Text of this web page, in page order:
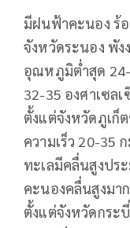
มีฝนฟ้าคะนอง ร้
จังหวัดระนอง พัง
อุณหภูมิต่ำสุด
32-35 องศาเซลเ
ตั้งแต่จังหวัดภูเก็
ความเร็ว 20-35
ทะเลมีคลื่นสูงปร
คะนองคลื่นสูงมา
ตั้งแต่จังหวัดกระ